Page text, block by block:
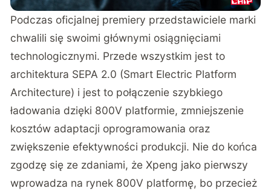
Podczas oficjalnej premiery przedstawiciele marki
chwalili się swoimi głównymi osiągnięciami
technologicznymi. Przede wszystkim jest to
architektura SEPA 2.0 (Smart Electric Platform
Architecture) i jest to połączenie szybkiego
ładowania dzięki 800V platformie, zmniejszenie
kosztów adaptacji oprogramowania oraz
zwiększenie efektywności produkcji. Nie do końca
zgodzę się ze zdaniami, że Xpeng jako pierwszy
wprowadza na rynek 800V platformę, bo przecież